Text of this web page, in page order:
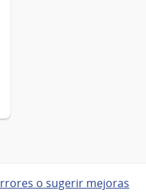
o sugerir mejoras